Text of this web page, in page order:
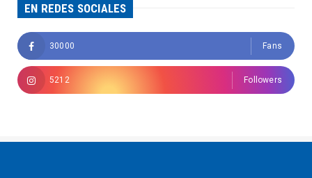
EN REDES SOCIALES
30000 Fans
5212 Followers